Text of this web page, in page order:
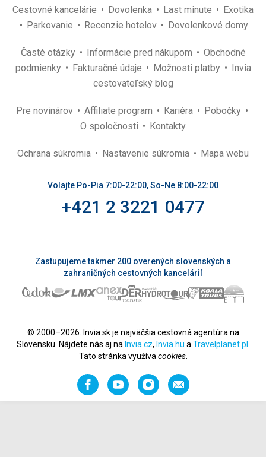
Cestovné kancelárie Dovolenka Last minute
Exotika
Parkovanie
Recenzie hotelov Dovolenkové domy
Časté otázky Informácie pred nákupom
Obchodné
podmienky
Fakturačné údaje Možnosti platby
Invia
cestovateľský blog
Pre novinárov Affiliate program Kariéra
Pobočky
O spoločnosti
Kontakty
Ochrana súkromia Nastavenie súkromia Mapa webu
Volajte Po-Pia 7:00-22:00, So-Ne 8:00-22:00
+421 2 3221 0477
Zastupujeme takmer 200 overených slovenských a
zahraničných cestovných kancelárií
© 2000–2026. Invia.sk je najväčšia cestovná agentúra na
Slovensku. Nájdete nás aj na Invia.cz, Invia.hu a Travelplanet.pl
Tato stránka využíva cookies.
FacebookYouTubeInstagramOdporučiť